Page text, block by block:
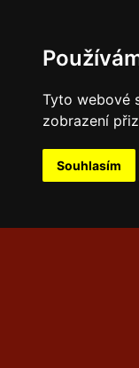
Tyto webové
zobrazení
Souhlasím